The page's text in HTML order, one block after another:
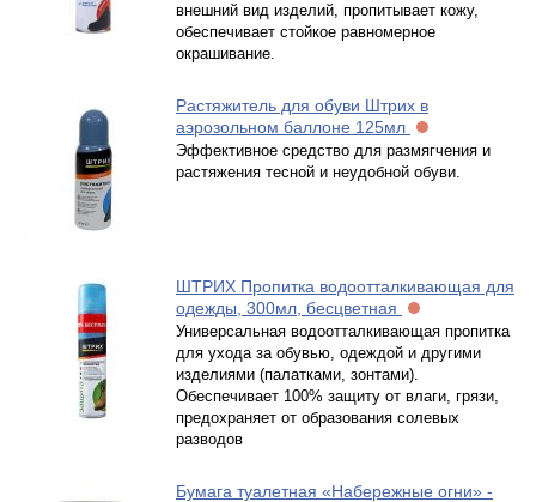
внешний вид изделий, пропитывает кожу,
обеспечивает стойкое равномерное
окрашивание.
Растяжитель для обуви Штрих в
аэрозольном баллоне 125мл
Эффективное средство для размягчения и
растяжения тесной и неудобной обуви.
ШТРИХ Пропитка водоотталкивающая для
одежды, 300мл, бесцветная
Универсальная водоотталкивающая пропитка
для ухода за обувью, одеждой и другими
изделиями (палатками, зонтами).
Обеспечивает 100% защиту от влаги, грязи,
предохраняет от образования солевых
разводов
Бумага туалетная «Набережные огни» -